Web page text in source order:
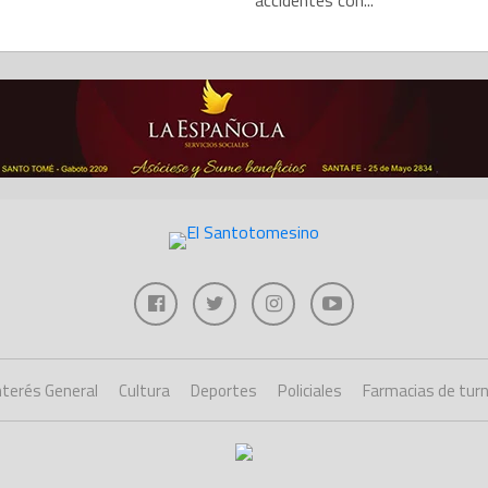
General Cultura Deportes Policiales Farmacias de